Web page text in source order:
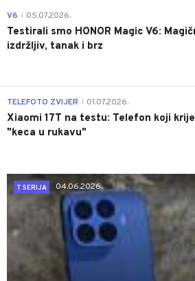
V6 05.07.2026.
Testirali smo HONOR Magic V6:
izdržljiv, tanak i brz
TELEFOTO ZVIJER 01.07.2026.
Xiaomi 17T na testu: Telefon koji krije
"keca u rukavu"
T SERIJA
04.06.2026.